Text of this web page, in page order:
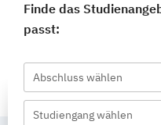
Finde das
passt:
Abschluss wählen
Studiengang wählen